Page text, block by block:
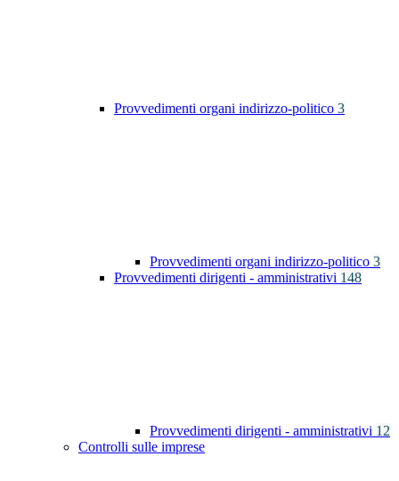
Provvedimenti organi indirizzo-politico 3
Provvedimenti organi indirizzo-politico 3
Provvedimenti dirigenti - amministrativi 148
Provvedimenti dirigenti - amministrativi 12
Controlli sulle imprese